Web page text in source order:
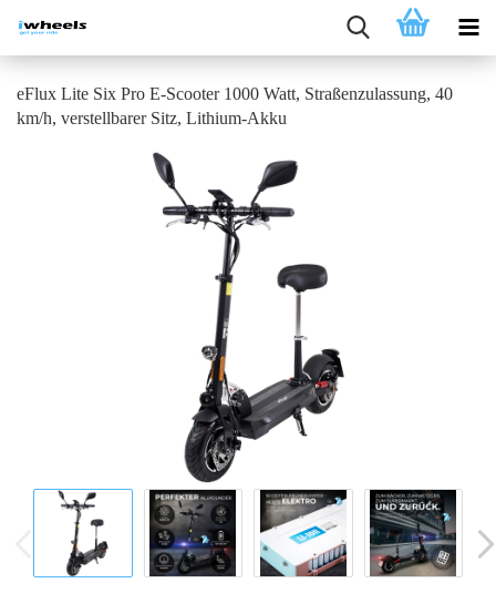
eFlux Lite Six Pro E-Scooter 1000 Watt, Straßenzulassung, 40
km/h, verstellbarer Sitz, Lithium-Akku